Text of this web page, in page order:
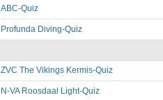
ABC-Quiz
Profunda Diving-Quiz
ZVC The Vikings Kermis-Quiz
N-VA Roosdaal Light-Quiz